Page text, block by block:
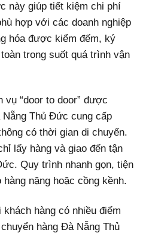
này giúp tiết kiệm chi phí
hợp với các doanh nghiệp
hóa được kiểm đếm, ký
trong suốt quá trình vận
“door to door” được
Thủ Đức cung cấp
có thời gian di chuyển.
lấy hàng và giao đến tận
Quy trình nhanh gọn, tiện
nặng hoặc cồng kềnh.
hàng có nhiều điểm
hàng Đà Nẵng Thủ